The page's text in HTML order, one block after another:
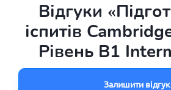
Відгуки
іспитів
Рівень B1
Залишити відгук